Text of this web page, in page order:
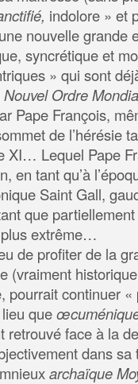
indolore » et
nouvelle grande
syncrétique et
» qui sont
Nouvel Ordre
Pape François,
de l’hérésie
XI… Lequel Pape
en tant qu’à
Saint Gall,
que
plus extrême…
de profiter de la
(vraiment
pourrait continuer
que
retrouvé face à la
dans
archaïque